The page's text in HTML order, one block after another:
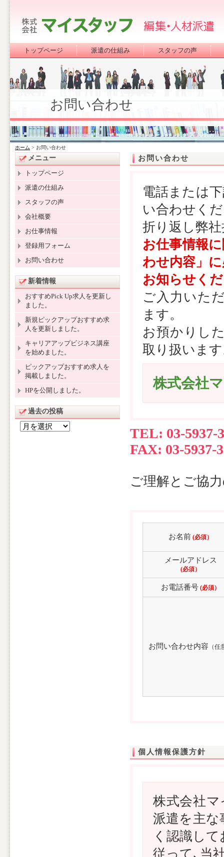
トップページ 派遣の仕組み スタッフの声
お問い合わせ
ホーム > お問い合わせ
お問い合わせ
電話または
い合わせく
折り返し弊
お仕事情報
わせ内容」
お知らせく
ご入力いた
ます。
お預かりし
取り扱いま
株式会社
TEL: 03-5937-
FAX: 03-5937-
ご理解とご協
お名前 (必須）
メールアドレス
(必須）
お電話番号 (必須）
お問い合わせ内容 （任
個人情報保護方針
株式会社
派遣を主な
く認識し
従って､当
メニュー
トップページ
派遣の仕組み
スタッフの声
会社概要
お仕事情報
登録用フォーム
お問い合わせ
新着情報
おすすめPick Up求人を更新し
ました。
新規ピックアップおすすめ求
人を更新しました。
キャリアアップビジネス講座
を始めました。
ピックアップおすすめ求人を
掲載しました。
HPを公開しました。
過去の投稿
過
去